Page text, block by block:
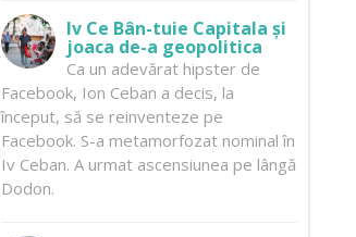
Iv Ce Bân-tuie Capitala și
joaca de-a geopolitica
Ca un adevărat hipster de
Facebook, Ion Ceban a decis, la
început, să se reinventeze pe
Facebook. S-a metamorfozat nominal în
Iv Ceban. A urmat ascensiunea pe lângă
Dodon.